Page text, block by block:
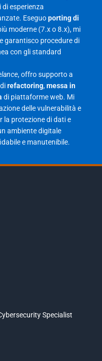
27
17
esperienza
Eseguoporting di
moderne (7.x o 8.x), mi
e garantisco procedure di
con gli standard
, offro supporto a
refactoring,messa in
di piattaforme web. Mi
delle vulnerabilità e
la protezione di dati e
ambiente digitale
e manutenibile.
Specialist